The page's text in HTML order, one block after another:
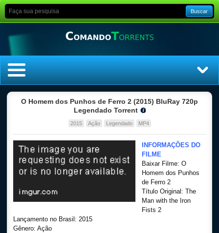
Buscar
Top Séries
Filmes
O Homem dos Punhos de Ferro 2 (2015) BluRay 720p
Legendado Torrent
2015 Ação Legendado MP4
INFORMAÇÕES DO
FILME
Baixar Filme: O
Homem dos Punhos
de Ferro 2
Título Original: The
Man with the Iron
Fists 2
Lançamento no Brasil: 2015
Gênero: Ação